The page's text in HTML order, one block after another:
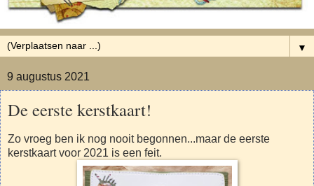
▼
9 augustus 2021
De eerste kerstkaart!
Zo vroeg ben ik nog nooit begonnen...maar de eerste
kerstkaart voor 2021 is een feit.